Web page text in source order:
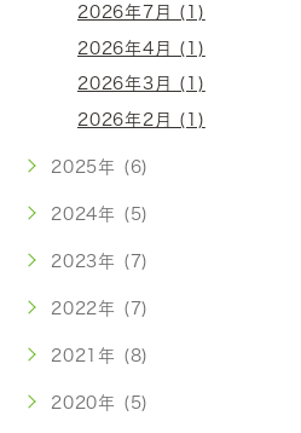
2026年7月 (1)
2026年4月 (1)
2026年3月 (1)
2026年2月 (1)
2025年 (6)
2024年 (5)
2023年 (7)
2022年 (7)
2021年 (8)
2020年 (5)